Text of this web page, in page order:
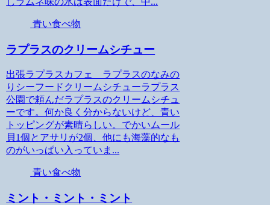
青い食べ物
ラプラスのクリームシチュー
出張ラプラスカフェ ラプラスのなみの
りシーフードクリームシチューラプラス
公園で頼んだラプラスのクリームシチュ
ーです。何か良く分からないけど、青い
トッピングが素晴らしい。でかいムール
貝1個とアサリが2個、他にも海藻的なも
のがいっぱい入っていま...
青い食べ物
ミント・ミント・ミント